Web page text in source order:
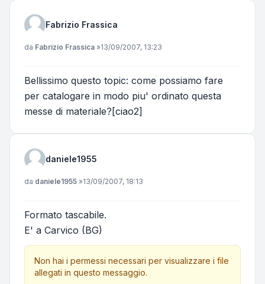
Fabrizio Frassica
Messaggio
da Fabrizio Frassica »13/09/2007, 13:23
Bellissimo questo topic: come possiamo fare
per catalogare in modo piu' ordinato questa
messe di materiale?[ciao2]
daniele1955
Messaggio
da daniele1955 »13/09/2007, 18:13
Formato tascabile.
E' a Carvico (BG)
Non hai i permessi necessari per visualizzare i file
allegati in questo messaggio.